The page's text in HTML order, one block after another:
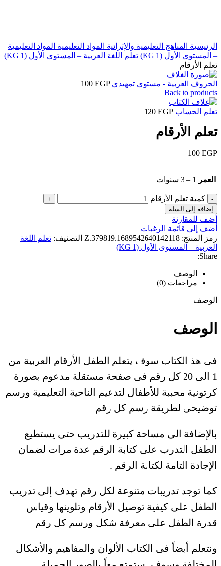
الرئيسية المناهج التعليمية والإثرائية المواد التعليمية المواد التعليمية
– المستوى الأول (KG 1)
تعلم اللغة العربية – المستوى الأول (KG 1)
تعلم الأرقام
الحروف العربية - مستوى تمهيدي 100 EGP
Back to products
تعلم الحساب 120 EGP
تعلم الأرقام
100 EGP
العمر 1 – 3 سنوات
كمية تعلم الأرقام
إضافة إلى السلة
أضف للمقارنة
أضف إلى قائمة الرغبات
رمز المنتج: Z.379819.1689542640142118 التصنيف: تعلم اللغة
العربية – المستوى الأول (KG 1)
Share:
الوصف
مراجعات (0)
الوصف
الوصف
فى هذ الكتاب سوف يتعلم الطفل الأرقام العربية من
1 الى 20 كل رقم فى صفحة مستقلة مدعوم بصورة
كرتونية محببة للأطفال لتدعيم الناحية التعليمية ورسم
توضيحى لطريقة رسم كل رقم
بالإضافة الى مساحة كبيرة للتدريب حتى يستطيع
الطفل التدرب على كتابة الرقم عدة مرات لضمان
الإجادة التامة لكتابة الرقم .
كما توجد تدريبات متنوعة لكل رقم تهدف إلى تدريب
الطفل على كيفية توصيل الأرقام وتلوينها وقياس
قدرة الطفل على معرفة شكل ورسم كل رقم
ونتعلم أيضاً فى الكتاب الألوان والمفاهيم والأشكال